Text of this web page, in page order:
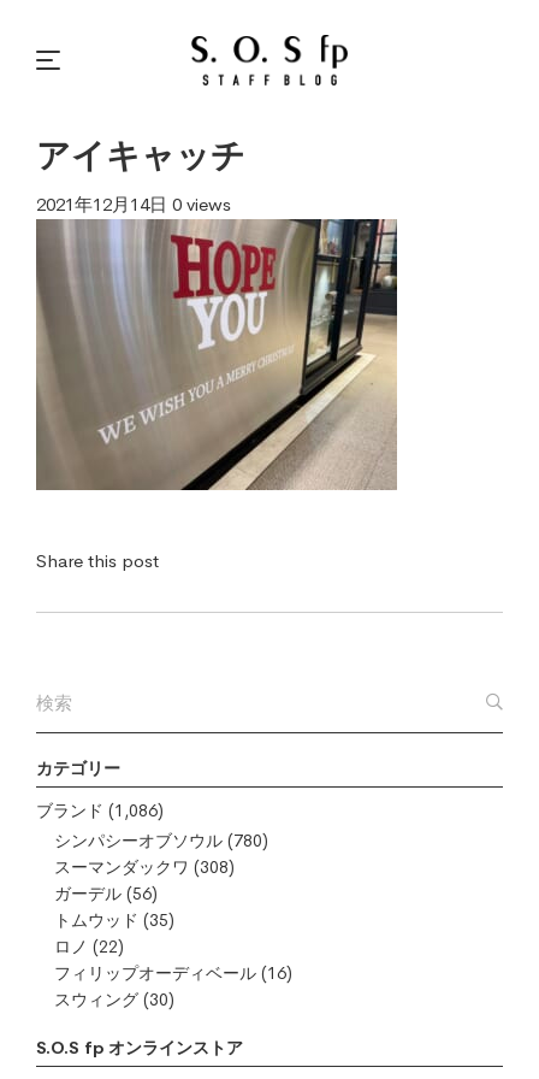
カテゴリー
ブランド (1,086)
シンパシーオブソウル (780)
スーマンダックワ (308)
ガーデル (56)
トムウッド (35)
ロノ (22)
フィリップオーディベール (16)
スウィング (30)
S.O.S fp オンラインストア
アイキャッチ
2021年12月14日 0 views
Share this post